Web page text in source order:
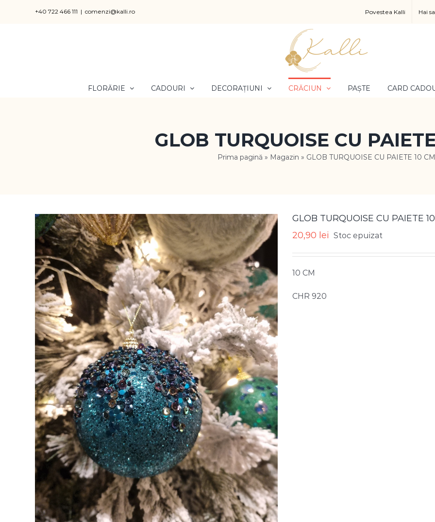
+40 722 466 111 | comenzi@kalli.ro Povestea Kalli Hai
FLORĂRIE CADOURI DECORAȚIUNI CRĂCIUN PAȘTE CARD
GLOB TURQUOISE CU
Prima pagină » Magazin » GLOB TURQUOISE CU PAIETE 10 CM
GLOB TURQUOISE CU PAIETE
20,90 lei Stoc epuizat
10 CM
CHR 920